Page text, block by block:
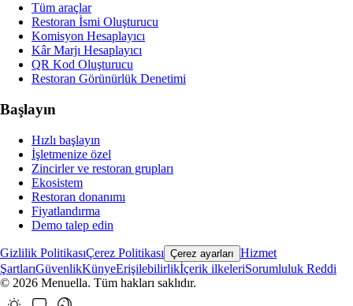
Tüm araçlar
Restoran İsmi Oluşturucu
Komisyon Hesaplayıcı
Kâr Marjı Hesaplayıcı
QR Kod Oluşturucu
Restoran Görünürlük Denetimi
Başlayın
Hızlı başlayın
İşletmenize özel
Zincirler ve restoran grupları
Ekosistem
Restoran donanımı
Fiyatlandırma
Demo talep edin
Gizlilik PolitikasıÇerez Politikası Çerez ayarları Hizmet
ŞartlarıGüvenlikKünyeErişilebilirlikİçerik ilkeleriSorumluluk Reddi
© 2026 Menuella. Tüm hakları saklıdır.